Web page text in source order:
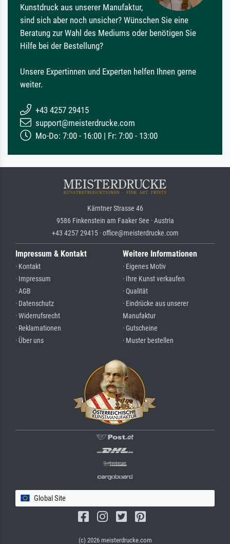
Kunstdruck aus unserer Manufaktur,
sind sich aber noch unsicher? Wünschen Sie eine
Beratung zur Wahl des Mediums oder benötigen Sie
Hilfe bei der Bestellung?
Unsere Expertinnen und Experten helfen Ihnen gerne
weiter.
+43 4257 29415
support@meisterdrucke.com
Mo-Do: 7:00 - 16:00 | Fr: 7:00 - 13:00
Kärntner Strasse 46
9586 Finkenstein am Faaker See · Austria
+43 4257 29415 · office@meisterdrucke.com
Impressum & Kontakt
· Kontakt
· Impressum
· AGB
· Datenschutz
· Widerrufsrecht
· Reklamationen
· Über uns
Weitere Informationen
· Eigenes Motiv
· Ihre Kunst verkaufen
· Qualität
· Eindrücke aus unserer
Manufaktur
· Gutscheine
· Muster bestellen
Global Site
(c) 2026 meisterdrucke.com